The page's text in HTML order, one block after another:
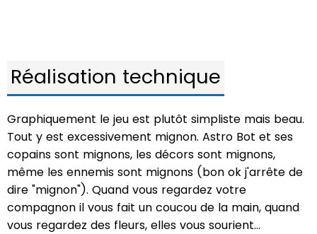
Réalisation technique
Graphiquement le jeu est plutôt simpliste mais beau.
Tout y est excessivement mignon. Astro Bot et ses
copains sont mignons, les décors sont mignons,
même les ennemis sont mignons (bon ok j'arrête de
dire "mignon"). Quand vous regardez votre
compagnon il vous fait un coucou de la main, quand
vous regardez des fleurs, elles vous sourient...